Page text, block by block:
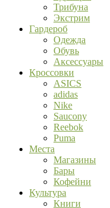
Трибуна
Экстрим
Гардероб
Одежда
Обувь
Аксессуары
Кроссовки
ASICS
adidas
Nike
Saucony
Reebok
Puma
Места
Магазины
Бары
Кофейни
Культура
Книги